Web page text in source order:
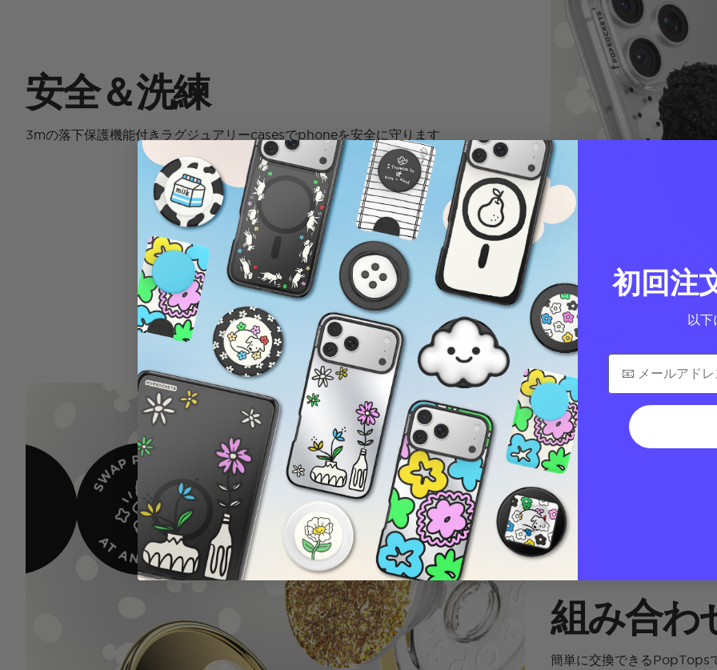
安全＆洗練
3mの落下保護機能付きラグジュアリーcasesでphoneを安全に守ります
組み合わ
簡単に交換できるPopTops
初回注
以